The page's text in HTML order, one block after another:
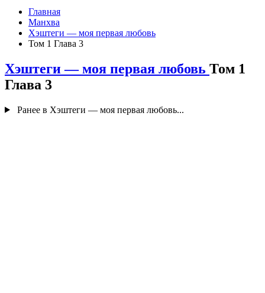
Главная
Манхва
Хэштеги — моя первая любовь
Том 1 Глава 3
Хэштеги — моя первая любовь Том 1
Глава 3
Ранее в Хэштеги — моя первая любовь...